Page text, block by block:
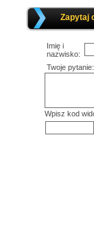
Zapytaj
Imię i
nazwisko:
Twoje pytanie:
Wpisz kod